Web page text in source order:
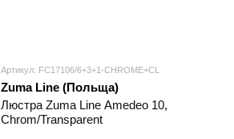
Артикул: FC17106/6+3+1-CHROME+CL
Zuma Line (Польща)
Люстра Zuma Line Amedeo 10,
Chrom/Transparent